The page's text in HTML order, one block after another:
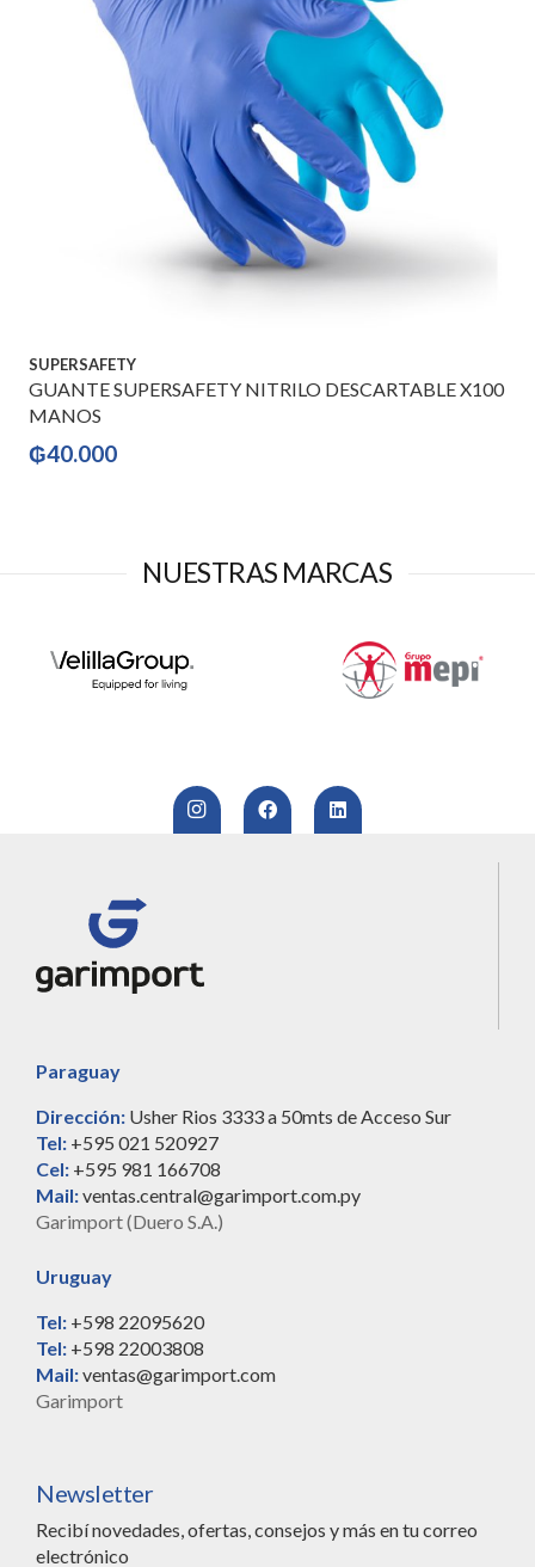
SUPERSAFETY
GUANTE SUPERSAFETY NITRILO DESCARTABLE X100
MANOS
₲40.000
NUESTRAS MARCAS
Paraguay
Dirección: Usher Rios 3333 a 50mts de Acceso Sur
Tel: +595 021 520927
Cel: +595 981 166708
Mail:ventas.central@garimport.com.py
Garimport (Duero S.A.)
Uruguay
Tel: +598 22095620
Tel: +598 22003808
Mail:ventas@garimport.com
Garimport
Newsletter
Recibí novedades, ofertas, consejos y más en tu correo
electrónico